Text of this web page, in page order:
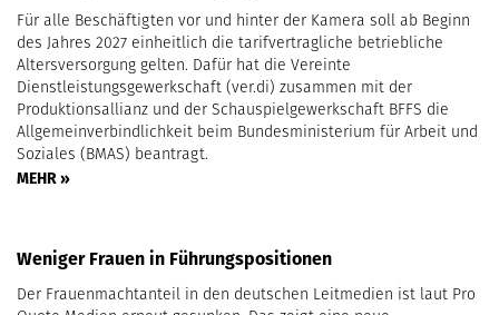
Für alle Beschäftigten vor und hinter der Kamera soll ab Beginn
des Jahres 2027 einheitlich die tarifvertragliche betriebliche
Altersversorgung gelten. Dafür hat die Vereinte
Dienstleistungsgewerkschaft (ver.di) zusammen mit der
Produktionsallianz und der Schauspielgewerkschaft BFFS die
Allgemeinverbindlichkeit beim Bundesministerium für Arbeit und
Soziales (BMAS) beantragt.
MEHR »
Weniger Frauen in Führungspositionen
Der Frauenmachtanteil in den deutschen Leitmedien ist laut Pro